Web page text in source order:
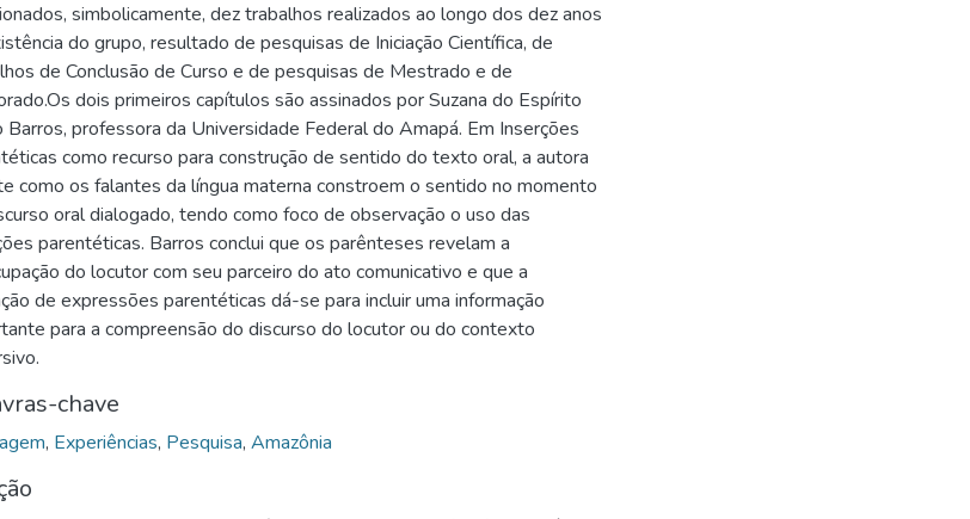
simbolicamente, dez trabalhos realizados ao longo dos dez anos
do grupo, resultado de pesquisas de Iniciação Científica, de
de Conclusão de Curso e de pesquisas de Mestrado e de
dois primeiros capítulos são assinados por Suzana do Espírito
Barros, professora da Universidade Federal do Amapá. Em Inserções
como recurso para construção de sentido do texto oral, a autora
como os falantes da língua materna constroem o sentido no momento
oral dialogado, tendo como foco de observação o uso das
parentéticas. Barros conclui que os parênteses revelam a
do locutor com seu parceiro do ato comunicativo e que a
de expressões parentéticas dá-se para incluir uma informação
para a compreensão do discurso do locutor ou do contexto
chave
, Experiências, Pesquisa, Amazônia